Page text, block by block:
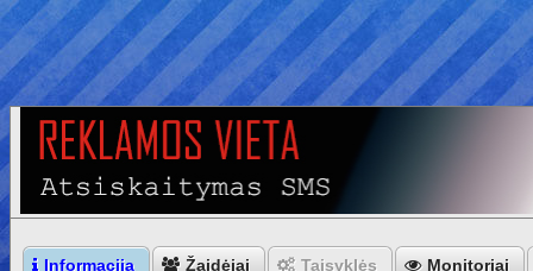
Informacija Žaidėjai Taisyklės Monitoriai